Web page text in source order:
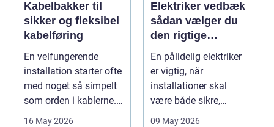
Kabelbakker til
sikker og fleksibel
kabelføring
En velfungerende
installation starter ofte
med noget så simpelt
som orden i kablerne.
Når strøm-, da...
16 May 2026
Elektriker vedbæk
sådan vælger du
den rigtige
fagmand
En pålidelig elektriker
er vigtig, når
installationer skal
være både sikre,
lovlige og holdbare. I
09 May 2026